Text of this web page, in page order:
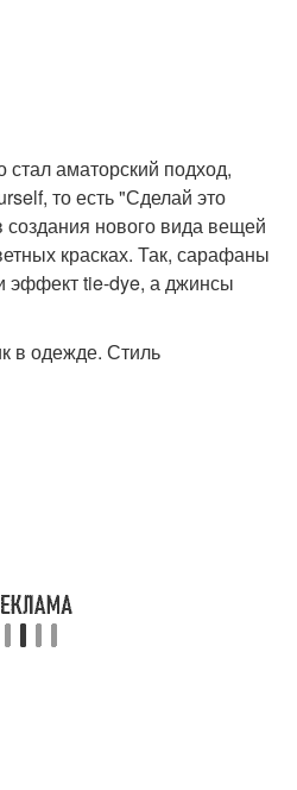
аматорский подход,
то есть "Сделай это
нового вида вещей
красках. Так, сарафаны
эффект tie-dye, а джинсы